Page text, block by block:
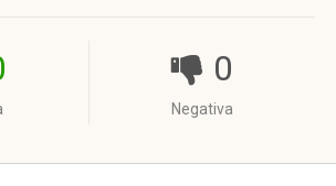
0
Negativa